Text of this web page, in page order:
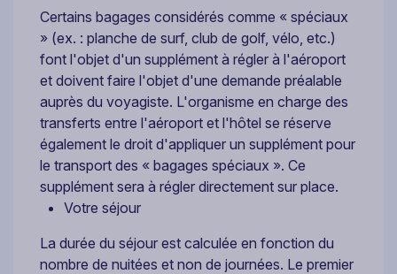
Certains bagages considérés comme « spéciaux
» (ex. : planche de surf, club de golf, vélo, etc.)
font l'objet d'un supplément à régler à l'aéroport
et doivent faire l'objet d'une demande préalable
auprès du voyagiste. L'organisme en charge des
transferts entre l'aéroport et l'hôtel se réserve
également le droit d'appliquer un supplément pour
le transport des « bagages spéciaux ». Ce
supplément sera à régler directement sur place.
Votre séjour
La durée du séjour est calculée en fonction du
nombre de nuitées et non de journées. Le premier